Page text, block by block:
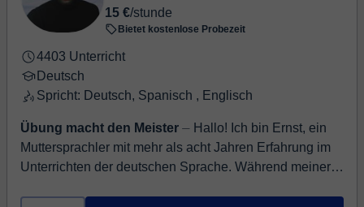
15 €/stunde
Bietet kostenlose Probezeit
4403 Unterricht
Deutsch
Spricht: Deutsch, Spanisch , Englisch
Übung macht den Meister ⏤ Hallo! Ich bin Ernst, ein
Muttersprachler mit mehr als acht Jahren Erfahrung im
Unterrichten der deutschen Sprache. Während meiner